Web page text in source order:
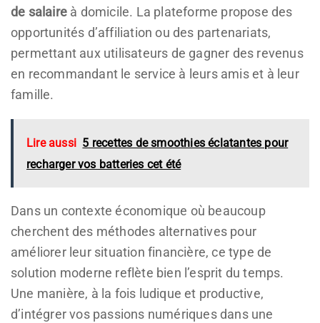
de salaire à domicile. La plateforme propose des
opportunités d’affiliation ou des partenariats,
permettant aux utilisateurs de gagner des revenus
en recommandant le service à leurs amis et à leur
famille.
Lire aussi 5 recettes de smoothies éclatantes pour
recharger vos batteries cet été
Dans un contexte économique où beaucoup
cherchent des méthodes alternatives pour
améliorer leur situation financière, ce type de
solution moderne reflète bien l’esprit du temps.
Une manière, à la fois ludique et productive,
d’intégrer vos passions numériques dans une